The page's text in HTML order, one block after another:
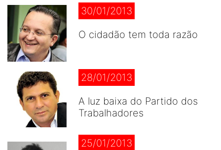
30/01/2013
O cidadão tem toda razão
28/01/2013
A luz baixa do Partido dos
Trabalhadores
25/01/2013